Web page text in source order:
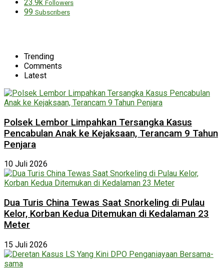
23.9k Followers
99 Subscribers
Trending
Comments
Latest
Polsek Lembor Limpahkan Tersangka Kasus
Pencabulan Anak ke Kejaksaan, Terancam 9 Tahun
Penjara
10 Juli 2026
Dua Turis China Tewas Saat Snorkeling di Pulau
Kelor, Korban Kedua Ditemukan di Kedalaman 23
Meter
15 Juli 2026